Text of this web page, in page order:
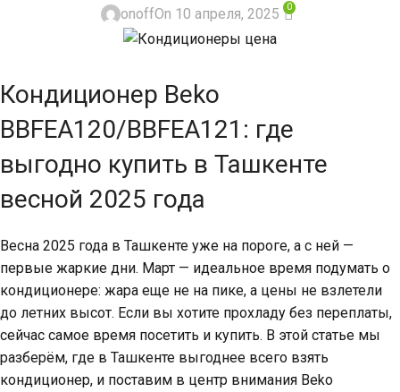
onoffOn 10 апреля, 2025 0
Кондиционер Beko
BBFEA120/BBFEA121: где
выгодно купить в Ташкенте
весной 2025 года
Весна 2025 года в Ташкенте уже на пороге, а с ней —
первые жаркие дни. Март — идеальное время подумать о
кондиционере: жара еще не на пике, а цены не взлетели
до летних высот. Если вы хотите прохладу без переплаты,
сейчас самое время посетить и купить. В этой статье мы
разберём, где в Ташкенте выгоднее всего взять
кондиционер, и поставим в центр внимания Beko